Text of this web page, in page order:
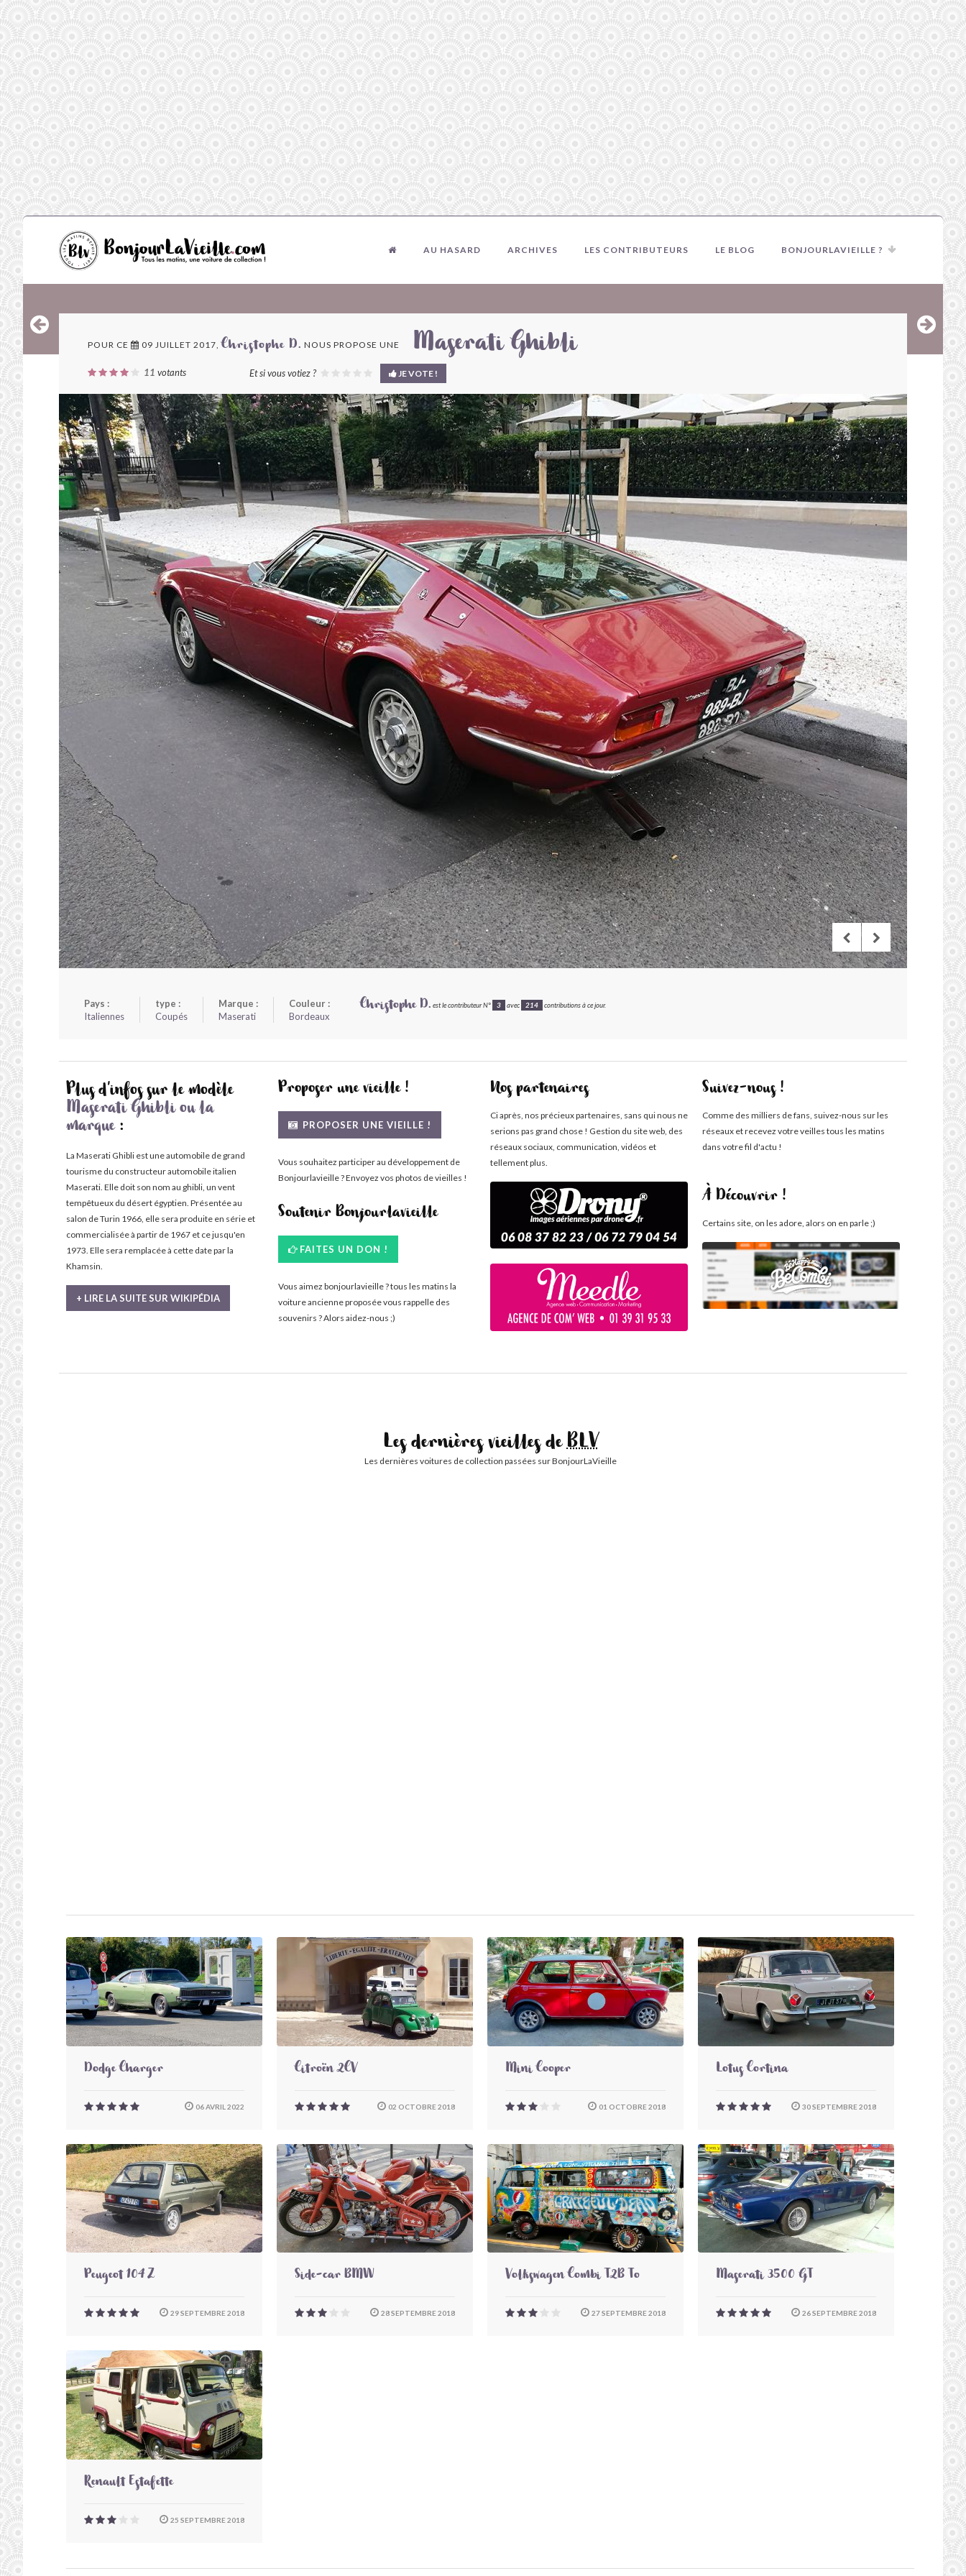
AU HASARD ARCHIVES LES CONTRIBUTEURS LE BLOG BONJOURLAVIEILLE ?
POUR CE 09 JUILLET 2017,Christophe D. NOUS PROPOSE UNE Maserati Ghibli
11 votants Et si vous votiez ? JE VOTE !
Pays :
Italiennes
type :
Coupés
Marque :
Maserati
Couleur :
Bordeaux
Christophe D. est le contributeur N° 3 avec 214 contributions à ce jour.
Plus d'infos sur le modèle
Maserati Ghibli ou la
marque:
La Maserati Ghibli est une automobile de grand
tourisme du constructeur automobile italien
Maserati. Elle doit son nom au ghibli, un vent
tempêtueux du désert égyptien. Présentée au
salon de Turin 1966, elle sera produite en série et
commercialisée à partir de 1967 et ce jusqu'en
1973. Elle sera remplacée à cette date par la
Khamsin.
+ LIRE LA SUITE SUR WIKIPÉDIA
Proposer une vieille !
PROPOSER UNE VIEILLE !
Vous souhaitez participer au développement de
Bonjourlavieille ? Envoyez vos photos de vieilles !
Soutenir Bonjourlavieille
FAITES UN DON !
Vous aimez bonjourlavieille ? tous les matins la
voiture ancienne proposée vous rappelle des
souvenirs ? Alors aidez-nous ;)
Nos partenaires
Ci après, nos précieux partenaires, sans qui nous ne
serions pas grand chose ! Gestion du site web, des
réseaux sociaux, communication, vidéos et
tellement plus.
Suivez-nous !
Comme des milliers de fans, suivez-nous sur les
réseaux et recevez votre veilles tous les matins
dans votre fil d'actu !
À Découvrir !
Certains site, on les adore, alors on en parle ;)
Les dernières vieilles deBLV
Les dernières voitures de collection passées sur BonjourLaVieille
Dodge Charger
06 AVRIL 2022
Citroën 2CV
02 OCTOBRE 2018
Mini Cooper
01 OCTOBRE 2018
Lotus Cortina
30 SEPTEMBRE 2018
Peugeot 104 Z
29 SEPTEMBRE 2018
Side-car BMW
28 SEPTEMBRE 2018
Volkswagen Combi T2B To
27 SEPTEMBRE 2018
Maserati 3500 GT
26 SEPTEMBRE 2018
Renault Estafette
25 SEPTEMBRE 2018